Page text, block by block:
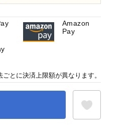
Amazon
Pay
ごとに決済上限額が異なります。